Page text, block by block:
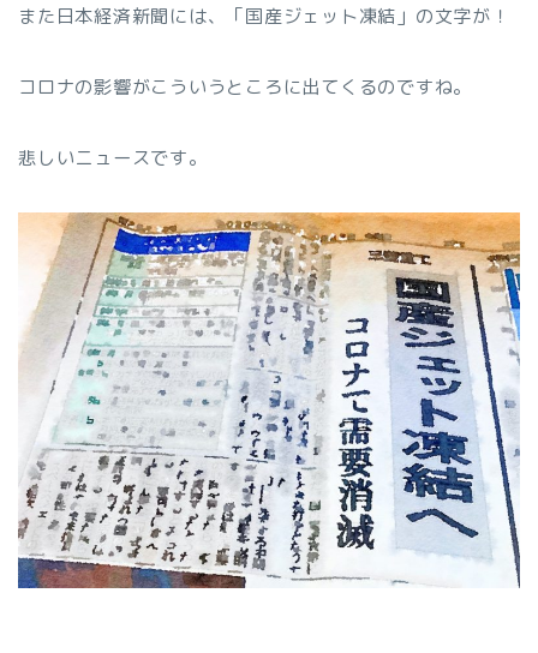
また日本経済新聞には、「国産ジェット凍結」の文字が！
コロナの影響がこういうところに出てくるのですね。
悲しいニュースです。